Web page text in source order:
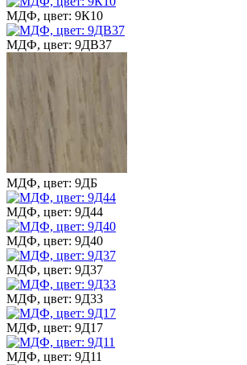
МДФ, цвет: 9К10
МДФ, цвет: 9ДВ37
МДФ, цвет: 9ДБ
МДФ, цвет: 9Д44
МДФ, цвет: 9Д40
МДФ, цвет: 9Д37
МДФ, цвет: 9Д33
МДФ, цвет: 9Д17
МДФ, цвет: 9Д11